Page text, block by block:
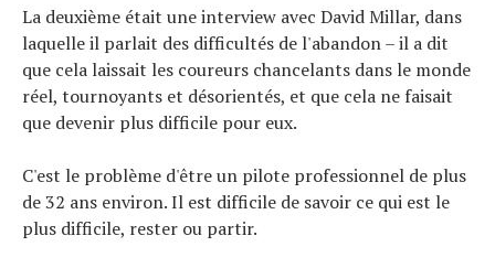
La deuxième était une interview avec David Millar, dans
laquelle il parlait des difficultés de l'abandon – il a dit
que cela laissait les coureurs chancelants dans le monde
réel, tournoyants et désorientés, et que cela ne faisait
que devenir plus difficile pour eux.
C'est le problème d'être un pilote professionnel de plus
de 32 ans environ. Il est difficile de savoir ce qui est le
plus difficile, rester ou partir.